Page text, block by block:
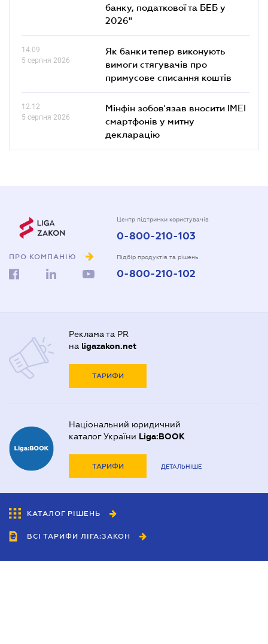
банку, податкової та БЕБ у
2026"
14.09
5 серпня 2026
Як банки тепер виконують
вимоги стягувачів про
примусове списання коштів
12.12
5 серпня 2026
Мінфін зобов'язав вносити IMEI
смартфонів у митну
декларацію
ПРО КОМПАНІЮ
Центр підтримки користувачів
0-800-210-103
Підбір продуктів та рішень
0-800-210-102
Реклама та PR
на ligazakon.net
ТАРИФИ
Національний юридичний
каталог України Liga:BOOK
ТАРИФИ ДЕТАЛЬНІШЕ
КАТАЛОГ РІШЕНЬ
ВСІ ТАРИФИ ЛІГА:ЗАКОН